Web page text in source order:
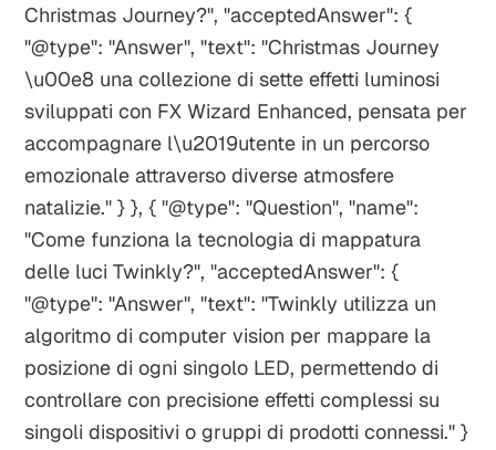
Christmas Journey?", "acceptedAnswer": {
"@type": "Answer", "text": "Christmas Journey
\u00e8 una collezione di sette effetti luminosi
sviluppati con FX Wizard Enhanced, pensata per
accompagnare l\u2019utente in un percorso
emozionale attraverso diverse atmosfere
natalizie." } }, { "@type": "Question", "name":
"Come funziona la tecnologia di mappatura
delle luci Twinkly?", "acceptedAnswer": {
"@type": "Answer", "text": "Twinkly utilizza un
algoritmo di computer vision per mappare la
posizione di ogni singolo LED, permettendo di
controllare con precisione effetti complessi su
singoli dispositivi o gruppi di prodotti connessi." }